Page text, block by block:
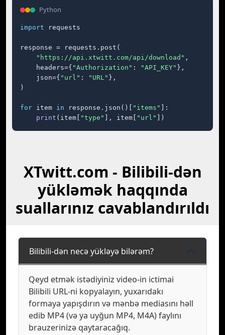
Python
import requests
response = requests.post(
"https://api.xtwitt.com/api/download" ,
    headers={
"Authorization" : "API_KEY" },
    json={
"url" : "URL" },
)
for item in response.json()[ "items"
]:
print (item[ "type" ], item[ "url" ])
XTwitt.com - Bilibili-dən
yükləmək haqqında
suallarınız cavablandırıldı
Bilibili-dən necə yükləyə bilərəm?
Qeyd etmək istədiyiniz video-in ictimai
Bilibili URL-ni kopyalayın, yuxarıdakı
formaya yapışdırın və mənbə mediasını həll
edib MP4 (və ya uyğun MP4, M4A) faylını
brauzerinizə qaytaracağıq.